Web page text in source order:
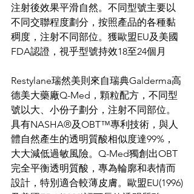
注射後效果平滑自然。不同型號主要以
不同交聯程度劃分，按照產品的各種黏
稠度，注射不同部位。獲歐盟EU及美國
FDA認證，視乎型號持效18至24個月
Restylane瑞然美則來自瑞典Galderma高
德美大藥廠Q-Med，顆粒配方，不同型
號以大、小份子劃分，注射不同部位。
具有NASHA®及OBT™專利技術，與人
體自然產生的透明質酸相似度達99%，
大大減低過敏風險。Q-Med獨創出OBT
完全平衡透明質酸，專為輪廓和表情而
設計，特別適合較薄皮膚。歐盟EU(1996)